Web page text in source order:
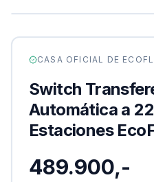
CASA OFICIAL DE
Switch
Automática a
Estaciones
489.900,-
vacío
al
y
págalos